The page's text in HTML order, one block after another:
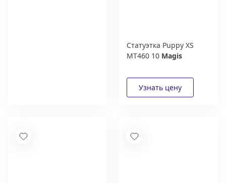
Статуэтка Puppy XS
MT460 10 Magis